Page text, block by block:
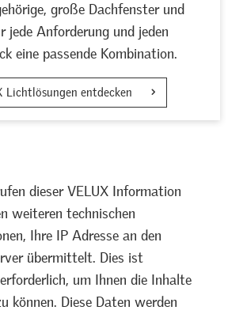
große Dachfenster und
jede Anforderung und jeden
eine passende Kombination.
Lichtlösungen entdecken
dieser VELUX Information
weiteren technischen
Ihre IP Adresse an den
übermittelt. Dies ist
um Ihnen die Inhalte
können. Diese Daten werden